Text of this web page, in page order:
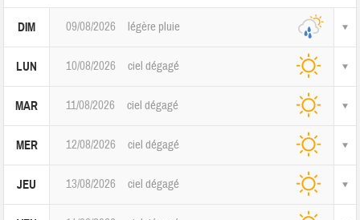
DIM 09/08/2026 légère pluie
LUN 10/08/2026 ciel dégagé
MAR 11/08/2026 ciel dégagé
MER 12/08/2026 ciel dégagé
JEU 13/08/2026 ciel dégagé